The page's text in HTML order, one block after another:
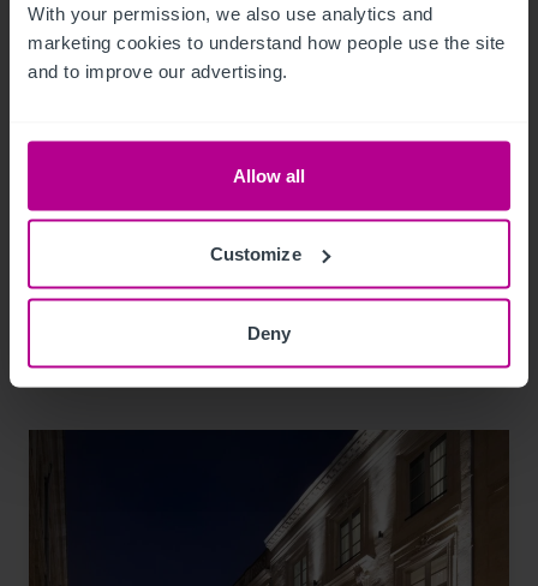
With your permission, we also use analytics and
marketing cookies to understand how people use the site
and to improve our advertising.
Allow all
Customize
Deny
Le Grand Hotel Europa à Innsbruck, en